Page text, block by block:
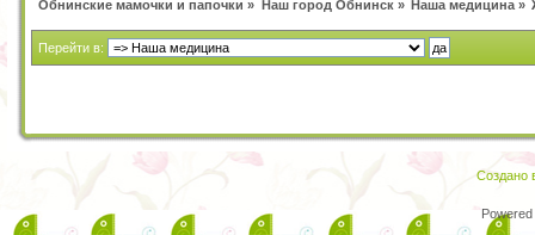
Обнинские мамочки и папочки » Наш город Обнинск» Наша медицина»
Перейти в:
Создано